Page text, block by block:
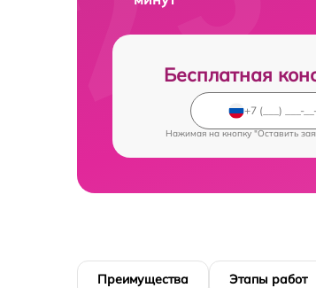
Бесплатная
Нажимая на кнопку "Оставить
Преимущества Этапы работ